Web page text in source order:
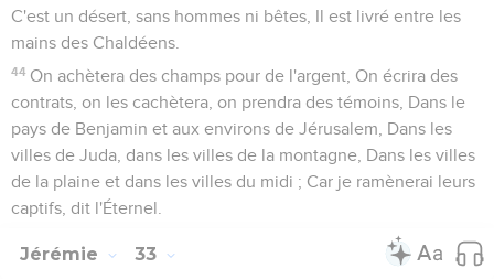
C'est un désert, sans hommes ni bêtes, Il est livré entre les
mains des Chaldéens.
44 On achètera des champs pour de l'argent, On écrira des
contrats, on les cachètera, on prendra des témoins, Dans le
pays de Benjamin et aux environs de Jérusalem, Dans les
villes de Juda, dans les villes de la montagne, Dans les villes
de la plaine et dans les villes du midi ; Car je ramènerai leurs
captifs, dit l'Éternel.
Jérémie 33